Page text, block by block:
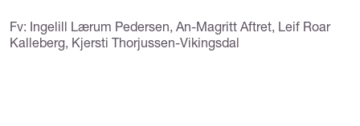
Fv: Ingelill Lærum Pedersen, An-Magritt Aftret, Leif Roar
Kalleberg, Kjersti Thorjussen-Vikingsdal